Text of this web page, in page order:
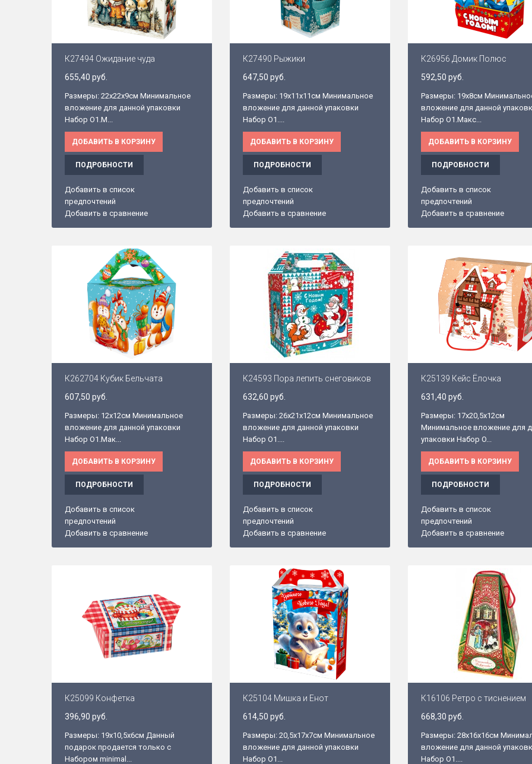
К27494 Ожидание чуда
655,40 руб.
Размеры: 22х22х9см Минимальное
вложение для данной упаковки
Набор O1.М...
ДОБАВИТЬ В КОРЗИНУ
ПОДРОБНОСТИ
Добавить в список
предпочтений
Добавить в сравнение
К27490 Рыжики
647,50 руб.
Размеры: 19х11х11см Минимальное
вложение для данной упаковки
Набор O1....
ДОБАВИТЬ В КОРЗИНУ
ПОДРОБНОСТИ
Добавить в список
предпочтений
Добавить в сравнение
К26956 Домик Полюс
592,50 руб.
Размеры: 19х8см
вложение для данной
Набор O1.Макс...
ДОБАВИТЬ В КОРЗИНУ
ПОДРОБНОСТИ
Добавить в список
предпочтений
Добавить в сравнение
К262704 Кубик Бельчата
607,50 руб.
Размеры: 12х12см Минимальное
вложение для данной упаковки
Набор O1.Мак...
ДОБАВИТЬ В КОРЗИНУ
ПОДРОБНОСТИ
Добавить в список
предпочтений
Добавить в сравнение
К24593 Пора лепить снеговиков
632,60 руб.
Размеры: 26х21х12см Минимальное
вложение для данной упаковки
Набор O1....
ДОБАВИТЬ В КОРЗИНУ
ПОДРОБНОСТИ
Добавить в список
предпочтений
Добавить в сравнение
К25139 Кейс Ёлочка
631,40 руб.
Размеры: 17х20,5х12см
Минимальное вложение для
упаковки Набор O...
ДОБАВИТЬ В КОРЗИНУ
ПОДРОБНОСТИ
Добавить в список
предпочтений
Добавить в сравнение
К25099 Конфетка
396,90 руб.
Размеры: 19х10,5х6см Данный
подарок продается только с
Набором minimal...
К25104 Мишка и Енот
614,50 руб.
Размеры: 20,5х17х7см Минимальное
вложение для данной упаковки
Набор O1...
К16106 Ретро с тиснением
668,30 руб.
Размеры: 28х16х16см
вложение для данной
Набор O1....